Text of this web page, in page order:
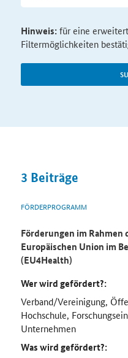
Hinweis:für eine
Filtermöglichkeiten
3 Beiträge
FÖRDERPROGRAMM
Förderungen im
Europäischen Union im
(EU4Health)
Wer wird gefördert?:
Verband/Vereinigung,
Hochschule,
Unternehmen
Was wird gefördert?: